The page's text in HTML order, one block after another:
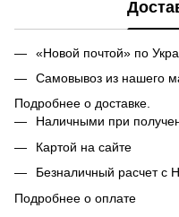
«Новой почтой» по
Самовывоз из нашего
Подробнее о доставке.
Наличными при
Картой на сайте
Безналичный расчет с
Подробнее о оплате